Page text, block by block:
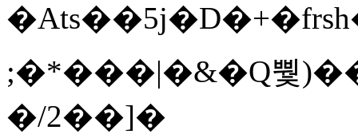
;�*���|�&�Q뿿
�/2��]�